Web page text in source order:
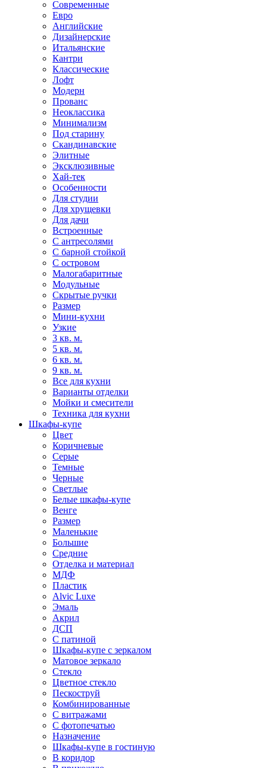
Современные
Евро
Английские
Дизайнерские
Итальянские
Кантри
Классические
Лофт
Модерн
Прованс
Неоклассика
Минимализм
Под старину
Скандинавские
Элитные
Эксклюзивные
Хай-тек
Особенности
Для студии
Для хрущевки
Для дачи
Встроенные
С антресолями
С барной стойкой
С островом
Малогабаритные
Модульные
Скрытые ручки
Размер
Мини-кухни
Узкие
3 кв. м.
5 кв. м.
6 кв. м.
9 кв. м.
Все для кухни
Варианты отделки
Мойки и смесители
Техника для кухни
Шкафы-купе
Цвет
Коричневые
Серые
Темные
Черные
Светлые
Белые шкафы-купе
Венге
Размер
Маленькие
Большие
Средние
Отделка и материал
МДФ
Пластик
Alvic Luxe
Эмаль
Акрил
ДСП
С патиной
Шкафы-купе с зеркалом
Матовое зеркало
Стекло
Цветное стекло
Пескоструй
Комбинированные
С витражами
С фотопечатью
Назначение
Шкафы-купе в гостиную
В коридор